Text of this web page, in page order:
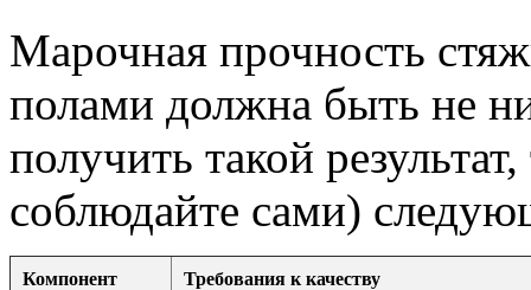
Марочная прочность
полами должна быть не
получить такой
соблюдайте сами)
Компонент Требования к качеству